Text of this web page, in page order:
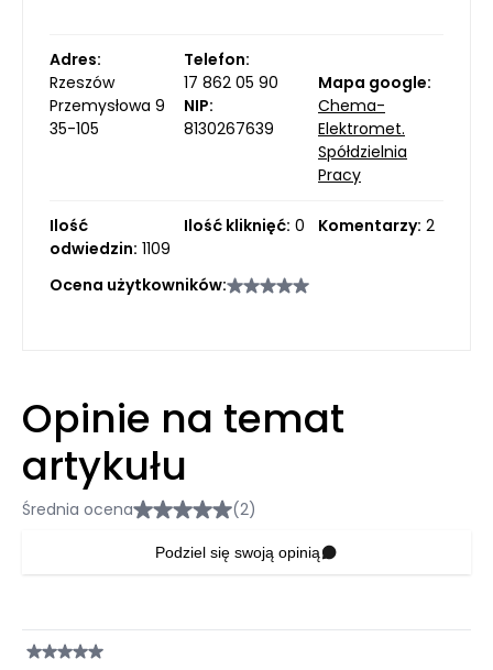
Adres:
Rzeszów
Przemysłowa 9
35-105
Telefon:
17 862 05 90
NIP:
8130267639
Mapa google:
Chema-
Elektromet.
Spółdzielnia
Pracy
Ilość
odwiedzin: 1109
Ilość kliknięć: 0 Komentarzy: 2
Ocena użytkowników:
Opinie na temat
artykułu
Średnia ocena (2)
Podziel się swoją opinią